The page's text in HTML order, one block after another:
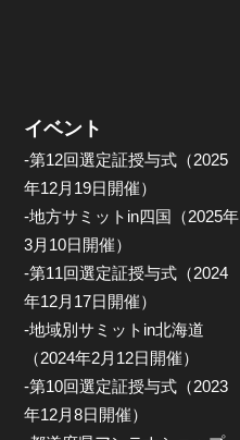
イベント
-第12回選定証授与式（2025
年12月19日開催）
-地方サミットin四国（2025年
3月10日開催）
-第11回選定証授与式（2024
年12月17日開催）
-地域別サミットin北海道
（2024年2月12日開催）
-第10回選定証授与式（2023
年12月8日開催）